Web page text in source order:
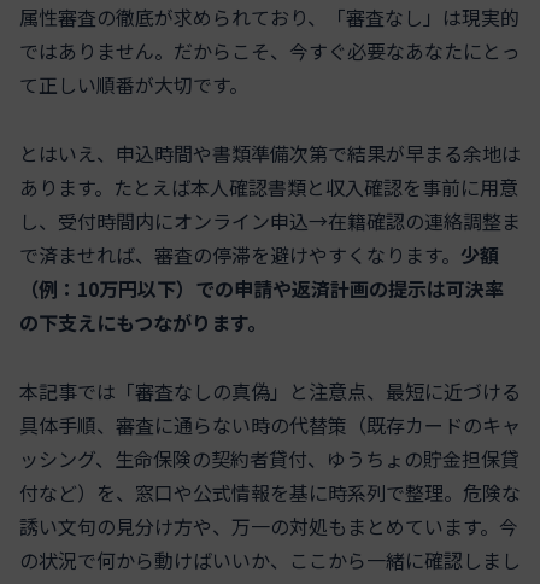
属性審査の徹底が求められており、「審査なし」は現実的
ではありません。だからこそ、今すぐ必要なあなたにとっ
て正しい順番が大切です。
とはいえ、申込時間や書類準備次第で結果が早まる余地は
あります。たとえば本人確認書類と収入確認を事前に用意
し、受付時間内にオンライン申込→在籍確認の連絡調整ま
で済ませれば、審査の停滞を避けやすくなります。 少額
（例：10万円以下）での申請や返済計画の提示は可決率
の下支えにもつながります。
本記事では「審査なしの真偽」と注意点、最短に近づける
具体手順、審査に通らない時の代替策（既存カードのキャ
ッシング、生命保険の契約者貸付、ゆうちょの貯金担保貸
付など）を、窓口や公式情報を基に時系列で整理。危険な
誘い文句の見分け方や、万一の対処もまとめています。今
の状況で何から動けばいいか、ここから一緒に確認しまし